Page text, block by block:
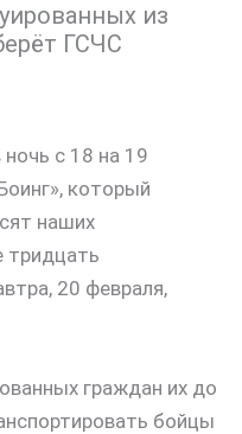
из
ГСЧС
с 18 на 19
который
наших
тридцать
20 февраля,
граждан их до
бойцы